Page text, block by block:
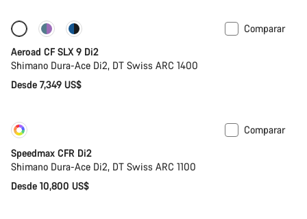
Configurar
Comparar
Aeroad CF SLX 9 Di2
Shimano Dura-Ace Di2, DT Swiss ARC 1400
Desde 7,349 US$
Comparar
Speedmax CFR Di2
Shimano Dura-Ace Di2, DT Swiss ARC 1100
Desde 10,800 US$